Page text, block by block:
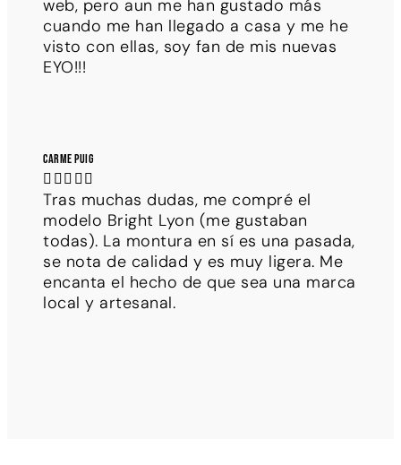
web, pero aun me han gustado más
cuando me han llegado a casa y me he
visto con ellas, soy fan de mis nuevas
EYO!!!
Carme Puig
    
Tras muchas dudas, me compré el
modelo Bright Lyon (me gustaban
todas). La montura en sí es una pasada,
se nota de calidad y es muy ligera. Me
encanta el hecho de que sea una marca
local y artesanal.